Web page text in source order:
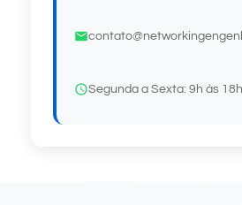
Segunda a Sexta: 9h às 18h